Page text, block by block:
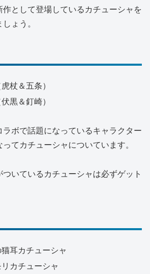
作として登場しているカチューシャを
ょう。
杖＆五条）
黒＆釘崎）
ラボで話題になっているキャラクター
てカチューシャについています。
いているカチューシャは必ずゲット
耳カチューシャ
カチューシャ